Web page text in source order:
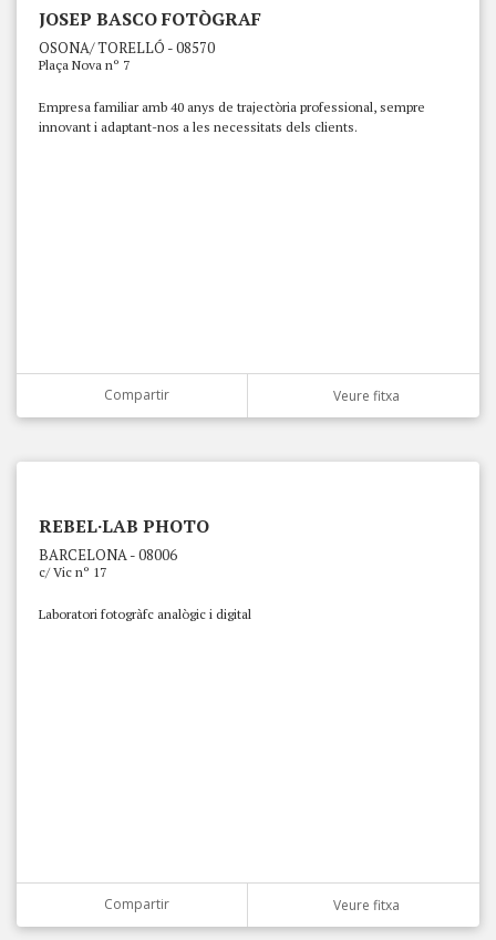
JOSEP BASCO FOTÒGRAF
OSONA/ TORELLÓ - 08570
Plaça Nova nº 7
Empresa familiar amb 40 anys de trajectòria professional, sempre
innovant i adaptant-nos a les necessitats dels clients.
Compartir Veure fitxa
REBEL·LAB PHOTO
BARCELONA - 08006
c/ Vic nº 17
Laboratori fotogràfc analògic i digital
Compartir Veure fitxa